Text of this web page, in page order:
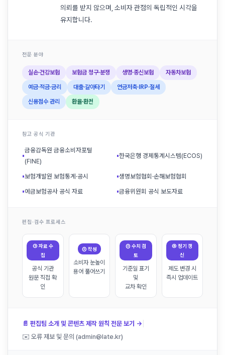
의뢰를 받지 않으며, 소비자 관점의 독립적인 시각을
유지합니다.
전문 분야
실손·건강보험 보험금 청구·분쟁 생명·종신보험 자동차보험
예금·적금·금리 대출·갈아타기 연금저축·IRP·절세
신용점수 관리 환율·환전
참고 공식 기관
▪
금융감독원 금융소비자포털
(FINE)
▪한국은행 경제통계시스템(ECOS)
▪보험개발원 보험통계·공시 ▪생명보험협회·손해보험협회
▪예금보험공사 공식 자료 ▪금융위원회 공식 보도자료
편집·검수 프로세스
① 자료 수
집
공식 기관
원문 직접 확
인
② 작성
소비자 눈높이
용어 풀어쓰기
③ 수치 검
토
기준일 표기
및
교차 확인
④ 정기 갱
신
제도 변경 시
즉시 업데이트
📄 편집팀 소개 및 콘텐츠 제작 원칙 전문 보기 →
✉️ 오류 제보 및 문의 (admin@late.kr)